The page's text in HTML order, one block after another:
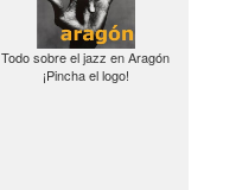
Todo sobre el jazz en Aragón
¡Pincha el logo!